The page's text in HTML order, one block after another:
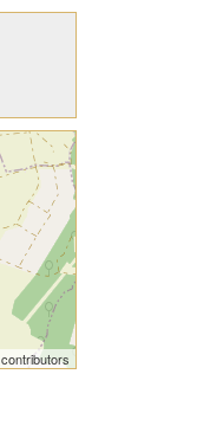
contributors